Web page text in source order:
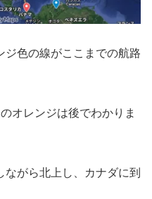
ジ色の線がここまでの航路
オレンジは後でわかりま
がら北上し、カナダに到